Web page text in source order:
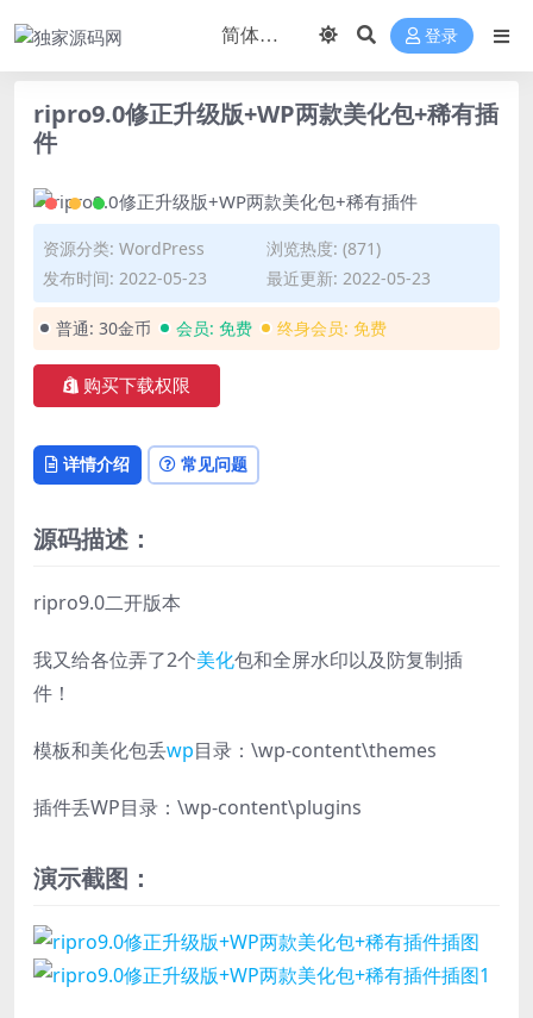
登录
ripro9.0修正升级版+WP两款美化包+稀有插
件
资源分类: WordPress
浏览热度: (871)
发布时间: 2022-05-23
最近更新: 2022-05-23
普通: 30金币 会员: 免费 终身会员: 免费
购买下载权限
详情介绍 常见问题
源码描述：
​​ripro9.0二开版本
我又给各位弄了2个美化包和全屏水印以及防复制插
件！
模板和美化包丢wp目录：\wp-content\themes
插件丢WP目录：\wp-content\plugins
演示截图：